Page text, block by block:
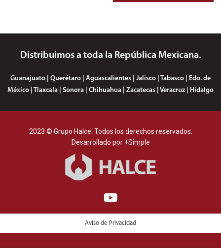
Distribuimos a toda la República Mexicana.
Guanajuato | Querétaro | Aguascalientes | Jalisco | Tabasco | Edo. de
México | Tlaxcala | Sonora | Chihuahua | Zacatecas | Veracruz | Hidalgo
2023 © Grupo Halce. Todos los derechos reservados.
Desarrollado por +Simple
Aviso de Privacidad